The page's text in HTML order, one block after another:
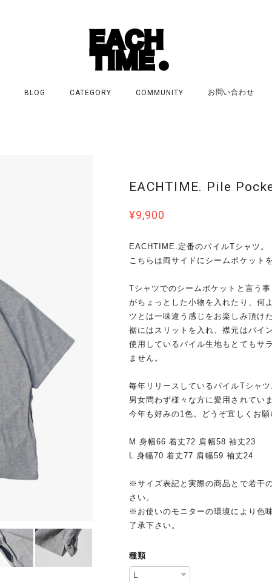
BLOG CATEGORY COMMUNITY お問い合わせ
EACHTIME. Pile
¥9,900
EACHTIME.定番のパイルTシャツ。
こちらは両サイドにシームポケット
Tシャツでのシームポケットと言う
がちょっとした小物を入れたり、何
ツとは一味違う感じをお楽しみ頂け
裾にはスリットを入れ、襟元はバイ
使用しているパイル生地もとてもサ
ません。
毎年リリースしているパイルTシャツ
男女問わず様々な方に愛用されていま
今年も好みの1色。どうぞ宜しくお願
M 身幅66 着丈72 肩幅58 袖丈23
L 身幅70 着丈77 肩幅59 袖丈24
※サイズ表記と実際の商品とで若干
さい。
※お使いのモニターの環境により色
了承下さい。
種類